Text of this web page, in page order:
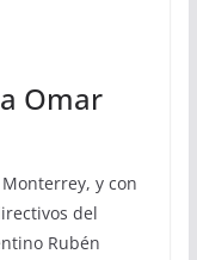
Omar
y con
del
Rubén